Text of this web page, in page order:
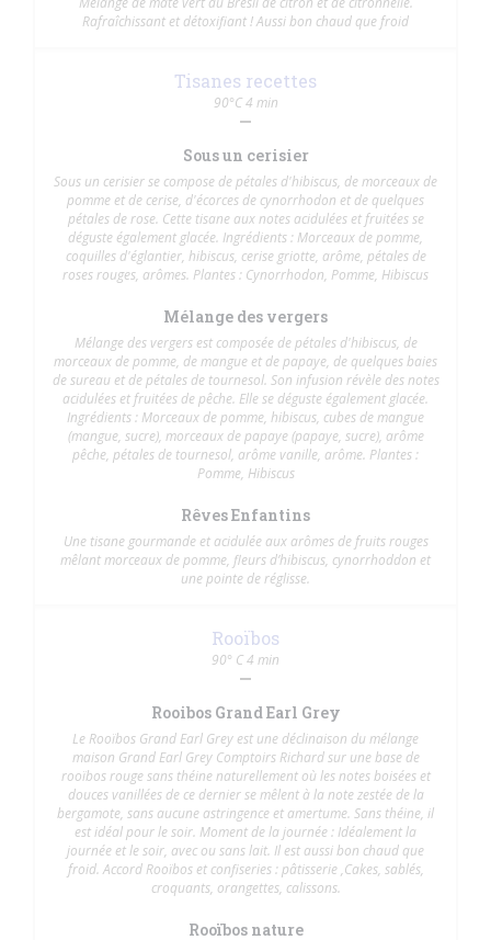
Rafraîchissant et détoxifiant ! Aussi bon chaud que froid
Tisanes recettes
90°C 4 min
Sous un cerisier
Sous un cerisier se compose de pétales d'hibiscus, de morceaux de
pomme et de cerise, d'écorces de cynorrhodon et de quelques
pétales de rose. Cette tisane aux notes acidulées et fruitées se
déguste également glacée. Ingrédients : Morceaux de pomme,
coquilles d'églantier, hibiscus, cerise griotte, arôme, pétales de
roses rouges, arômes. Plantes : Cynorrhodon, Pomme, Hibiscus
Mélange des vergers
Mélange des vergers est composée de pétales d'hibiscus, de
morceaux de pomme, de mangue et de papaye, de quelques baies
de sureau et de pétales de tournesol. Son infusion révèle des notes
acidulées et fruitées de pêche. Elle se déguste également glacée.
Ingrédients : Morceaux de pomme, hibiscus, cubes de mangue
(mangue, sucre), morceaux de papaye (papaye, sucre), arôme
pêche, pétales de tournesol, arôme vanille, arôme. Plantes :
Pomme, Hibiscus
Rêves Enfantins
Une tisane gourmande et acidulée aux arômes de fruits rouges
mêlant morceaux de pomme, fleurs d’hibiscus, cynorrhoddon et
une pointe de réglisse.
Rooïbos
90° C 4 min
Rooibos Grand Earl Grey
Le Rooïbos Grand Earl Grey est une déclinaison du mélange
maison Grand Earl Grey Comptoirs Richard sur une base de
rooïbos rouge sans théine naturellement où les notes boisées et
douces vanillées de ce dernier se mêlent à la note zestée de la
bergamote, sans aucune astringence et amertume. Sans théine, il
est idéal pour le soir. Moment de la journée : Idéalement la
journée et le soir, avec ou sans lait. Il est aussi bon chaud que
froid. Accord Rooïbos et confiseries : pâtisserie ,Cakes, sablés,
croquants, orangettes, calissons.
Rooïbos nature